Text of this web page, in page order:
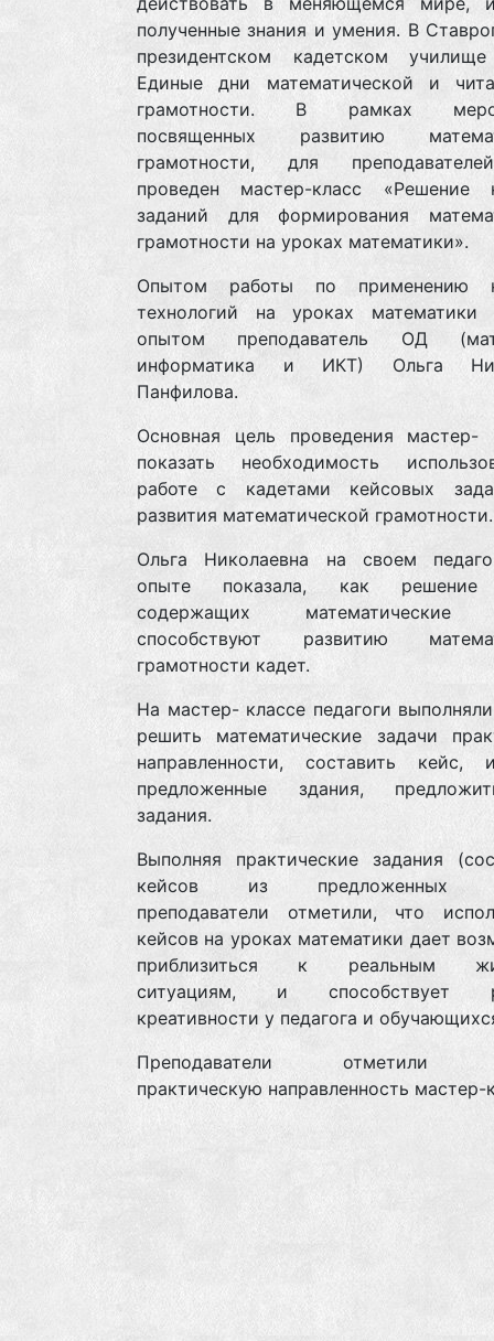
полученные знания и умения. В
президентском кадетском
Единые дни математической и
грамотности. В рамках
посвященных развитию
грамотности, для
проведен мастер-класс «Решение
заданий для формирования
грамотности на уроках математики».
Опытом работы по применению
технологий на уроках математики
опытом преподаватель ОД
информатика и ИКТ) Ольга
Панфилова.
Основная цель проведения мастер-
показать необходимость
работе с кадетами кейсовых
развития математической
Ольга Николаевна на своем
опыте показала, как решение
содержащих математические
способствуют развитию
грамотности кадет.
На мастер- классе педагоги
решить математические задачи
направленности, составить кейс,
предложенные здания,
задания.
Выполняя практические задания
кейсов из предложенных
преподаватели отметили, что
кейсов на уроках математики дает
приблизиться к реальным
ситуациям, и способствует
креативности у педагога и
Преподаватели отметили
практическую направленность мастер-